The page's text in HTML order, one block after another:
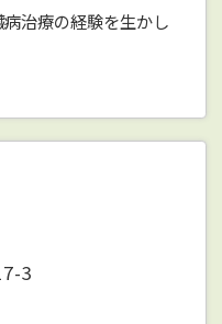
治療の経験を生かし
3